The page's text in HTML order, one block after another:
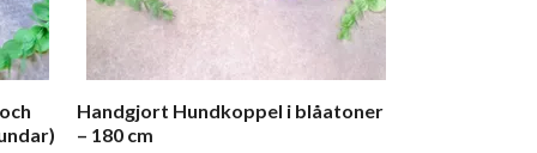
Handgjort Hundkoppel i blåatoner
– 180 cm